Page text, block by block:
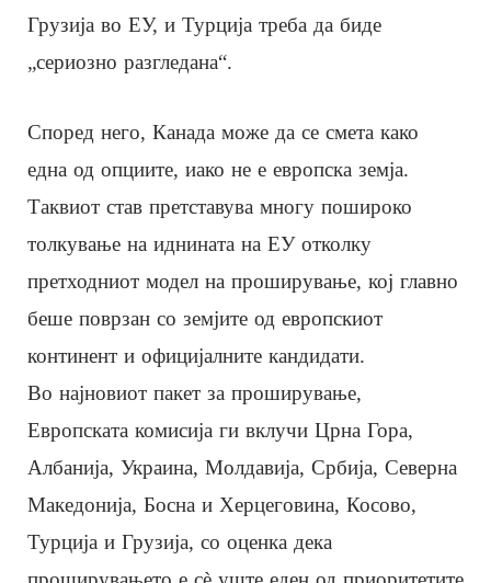
Грузија во ЕУ, и Турција треба да биде
„сериозно разгледана“.
Според него, Канада може да се смета како
една од опциите, иако не е европска земја.
Таквиот став претставува многу пошироко
толкување на иднината на ЕУ отколку
претходниот модел на проширување, кој главно
беше поврзан со земјите од европскиот
континент и официјалните кандидати.
Во најновиот пакет за проширување,
Европската комисија ги вклучи Црна Гора,
Албанија, Украина, Молдавија, Србија, Северна
Македонија, Босна и Херцеговина, Косово,
Турција и Грузија, со оценка дека